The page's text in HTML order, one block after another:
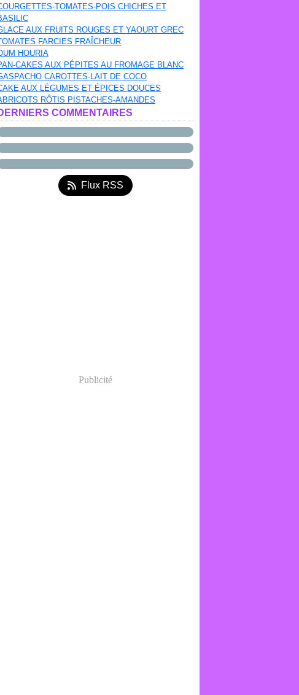
TOMATES-POIS CHICHES ET
AUX FRUITS ROUGES ET YAOURT GREC
FARCIES FRAÎCHEUR
HOURIA
CAKES AUX PÉPITES AU FROMAGE BLANC
CAROTTES-LAIT DE COCO
AUX LÉGUMES ET ÉPICES DOUCES
RÔTIS PISTACHES-AMANDES
COMMENTAIRES
Flux RSS
Publicité